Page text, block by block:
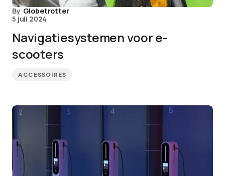
By Globetrotter
5 juli 2024
Navigatiesystemen voor e-
scooters
ACCESSOIRES